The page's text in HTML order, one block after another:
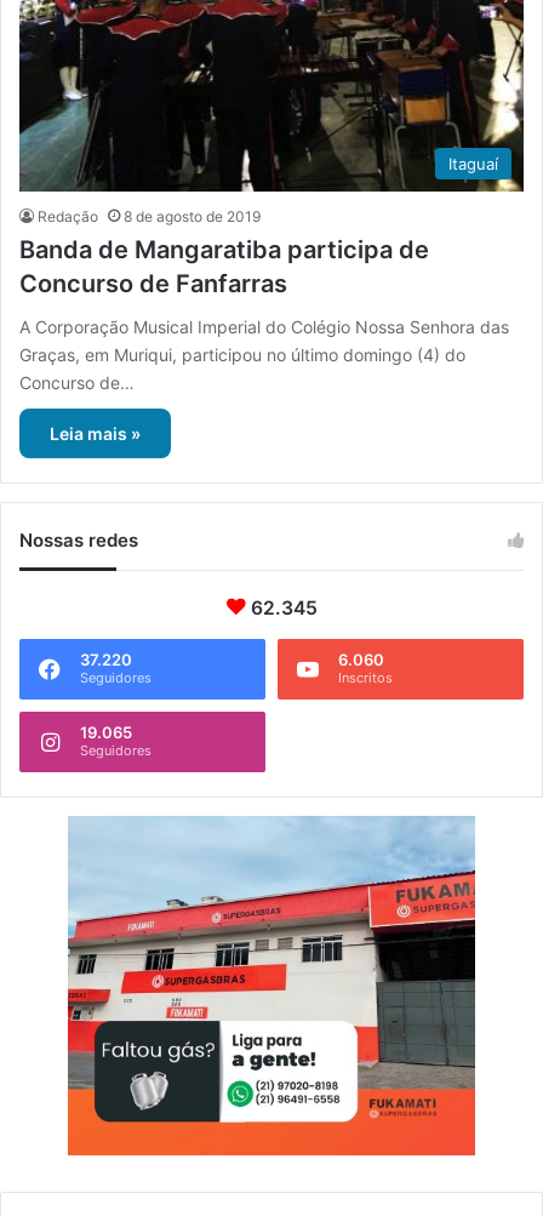
Itaguaí
Redação 8 de agosto de 2019
Banda de Mangaratiba participa de
Concurso de Fanfarras
A Corporação Musical Imperial do Colégio Nossa Senhora das
Graças, em Muriqui, participou no último domingo (4) do
Concurso de…
Leia mais »
Nossas redes
62.345
37.220
Seguidores
6.060
Inscritos
19.065
Seguidores